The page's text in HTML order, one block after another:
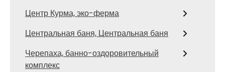
Центр Курма, эко-ферма
Центральная баня, Центральная баня
Черепаха, банно-оздоровительный
комплекс